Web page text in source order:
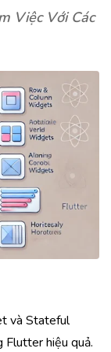
Việc Với Các
và Stateful
hiệu quả.